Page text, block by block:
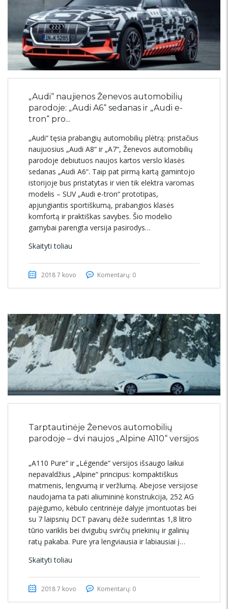
„Audi“ naujienos Ženevos automobilių
parodoje: „Audi A6“ sedanas ir „Audi e-
tron“ pro...
„Audi“ tęsia prabangių automobilių plėtrą: pristačius
naujuosius „Audi A8“ ir „A7“, Ženevos automobilių
parodoje debiutuos naujos kartos verslo klasės
sedanas „Audi A6“. Taip pat pirmą kartą gamintojo
istorijoje bus pristatytas ir vien tik elektra varomas
modelis – SUV „Audi e-tron“ prototipas,
apjungiantis sportiškumą, prabangios klasės
komfortą ir praktiškas savybes. Šio modelio
gamybai parengta versija pasirodys…
Skaityti toliau
2018 7 kovo Komentarų: 0
Tarptautinėje Ženevos automobilių
parodoje – dvi naujos „Alpine A110“ versijos
„A110 Pure“ ir „Légende“ versijos išsaugo laikui
nepavaldžius „Alpine“ principus: kompaktiškus
matmenis, lengvumą ir veržlumą. Abejose versijose
naudojama ta pati aliumininė konstrukcija, 252 AG
pajėgumo, kėbulo centrinėje dalyje įmontuotas bei
su 7 laipsnių DCT pavarų dėže suderintas 1,8 litro
tūrio variklis bei dvigubų svirčių priekinių ir galinių
ratų pakaba. Pure yra lengviausia ir labiausiai į…
Skaityti toliau
2018 7 kovo Komentarų: 0